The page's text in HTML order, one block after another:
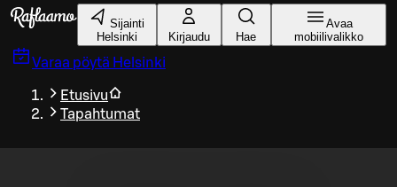
Siirry pääsisältöön
Sijainti
Helsinki
Kirjaudu Hae
Avaa
mobiilivalikko
Varaa pöytä Helsinki
Etusivu
Tapahtumat